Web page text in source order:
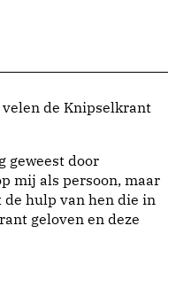
de Knipselkrant
geweest door
mij als persoon, maar
hulp van hen die in
geloven en deze